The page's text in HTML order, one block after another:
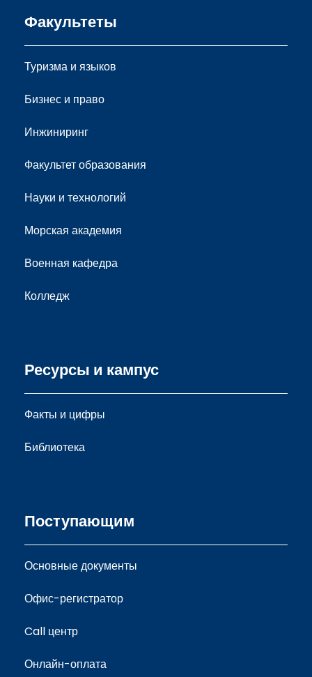
Факультеты
Туризма и языков
Бизнес и право
Инжиниринг
Факультет образования
Науки и технологий
Морская академия
Военная кафедра
Колледж
Ресурсы и кампус
Факты и цифры
Библиотека
Поступающим
Основные документы
Офис-регистратор
Call центр
Онлайн-оплата